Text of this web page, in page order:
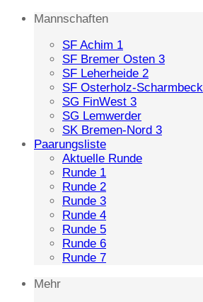
Mannschaften
SF Achim 1
SF Bremer Osten 3
SF Leherheide 2
SF Osterholz-Scharmbeck
SG FinWest 3
SG Lemwerder
SK Bremen-Nord 3
Paarungsliste
Aktuelle Runde
Runde 1
Runde 2
Runde 3
Runde 4
Runde 5
Runde 6
Runde 7
Mehr